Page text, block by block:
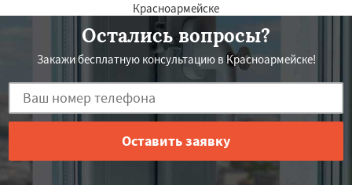
Красноармейске
Остались вопросы?
Закажи бесплатную консультацию в Красноармейске!